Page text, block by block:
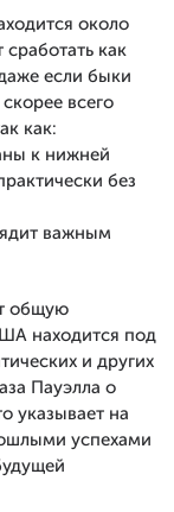
около
как
если быки
всего
как:
к нижней
без
важным
общую
находится под
и других
Пауэлла о
указывает на
успехами